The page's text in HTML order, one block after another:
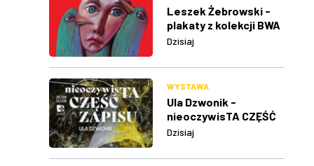
Leszek Żebrowski -
plakaty z kolekcji BWA
w Rzeszowie
Dzisiaj
WYSTAWA
Ula Dzwonik -
nieoczywisTA CZĘŚĆ
ZAPISU
Dzisiaj